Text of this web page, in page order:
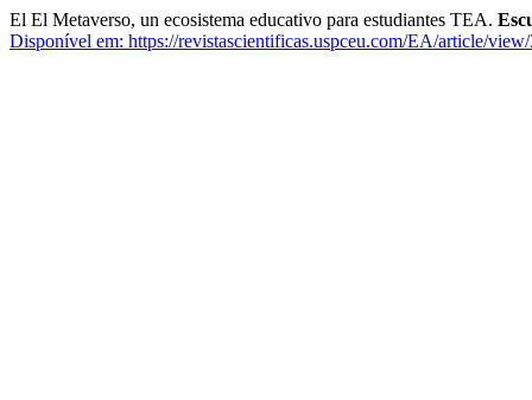
El El Metaverso, un ecosistema educativo para estudiantes TEA.
Disponível em: https://revistascientificas.uspceu.com/EA/article/